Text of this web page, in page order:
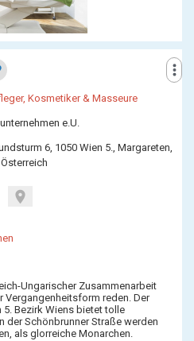
more_vert
Kosmetiker & Masseure
e.U.
6, 1050 Wien 5., Margareten,
location_on
Ungarischer Zusammenarbeit
Vergangenheitsform reden. Der
5. Bezirk Wiens bietet tolle
der Schönbrunner Straße werden
als glorreiche Monarchen.